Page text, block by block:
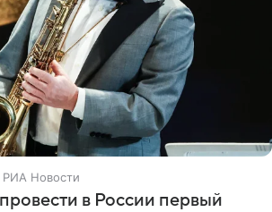
Новости
в России первый